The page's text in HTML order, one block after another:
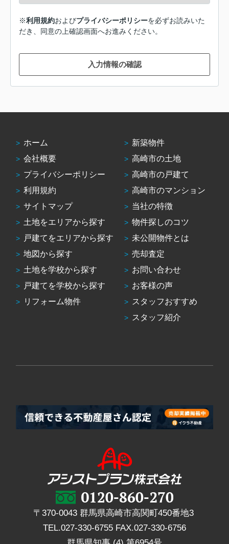
※利用規約およびプライバシーポリシーを必ずお読みいた
だき、同意の上確認画面へお進みください。
入力情報の確認
ホーム
会社概要
プライバシーポリシー
利用規約
サイトマップ
土地をエリアから探す
戸建てをエリアから探す
地図から探す
土地を学校から探す
戸建てを学校から探す
リフォーム物件
新築物件
高崎市の土地
高崎市の戸建て
高崎市のマンション
当社の特徴
物件探しのコツ
未公開物件とは
売却査定
お問い合わせ
お客様の声
スタッフおすすめ
スタッフ紹介
〒370-0043 群馬県高崎市高関町450番地3
TEL.027-330-6755 FAX.027-330-6756